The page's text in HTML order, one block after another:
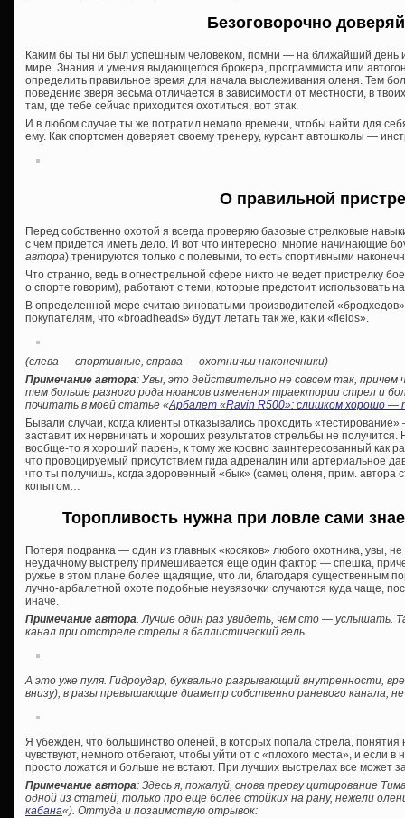
Безоговорочно
Каким бы ты ни был успешным человеком, помни — на ближайший день
мире. Знания и умения выдающегося брокера, программиста или
определить правильное время для начала выслеживания оленя. Тем
поведение зверя весьма отличается в зависимости от местности, в
там, где тебе сейчас приходится охотиться, вот этак.
И в любом случае ты же потратил немало времени, чтобы найти для
ему. Как спортсмен доверяет своему тренеру, курсант автошколы —
О правильной
Перед собственно охотой я всегда проверяю базовые стрелковые
с чем придется иметь дело. И вот что интересно: многие начинающие
автора) тренируются только с полевыми, то есть спортивными
Что странно, ведь в огнестрельной сфере никто не ведет пристрелку
о спорте говорим), работают с теми, которые предстоит использовать
В определенной мере считаю виноватыми производителей
покупателям, что «broadheads» будут летать так же, как и «fields».
(слева — спортивные, справа — охотничьи наконечники)
Примечание автора: Увы, это действительно не совсем так,
тем больше разного рода нюансов изменения траектории стрел и
почитать в моей статье «Арбалет «Ravin R500»: слишком хорошо —
Бывали случаи, когда клиенты отказывались проходить
заставит их нервничать и хороших результатов стрельбы не
вообще-то я хороший парень, к тому же кровно заинтересованный как
что провоцируемый присутствием гида адреналин или артериальное
что ты получишь, когда здоровенный «бык» (самец оленя, прим. автора
копытом…
Торопливость нужна при ловле сами
Потеря подранка — один из главных «косяков» любого охотника, увы,
неудачному выстрелу примешивается еще один фактор — спешка,
ружье в этом плане более щадящие, что ли, благодаря существенным
лучно-арбалетной охоте подобные неувязочки случаются куда чаще,
иначе.
Примечание автора. Лучше один раз увидеть, чем сто — услышать.
канал при отстреле стрелы в баллистический гель
А это уже пуля. Гидроудар, буквально разрывающий внутренности,
внизу), в разы превышающие диаметр собственно раневого канала,
Я убежден, что большинство оленей, в которых попала стрела, понятия
чувствуют, немного отбегают, чтобы уйти от с «плохого места», и если в
просто ложатся и больше не встают. При лучших выстрелах все может
Примечание автора: Здесь я, пожалуй, снова прерву цитирование
одной из статей, только про еще более стойких на рану, нежели
кабана«). Оттуда и позаимствую отрывок: